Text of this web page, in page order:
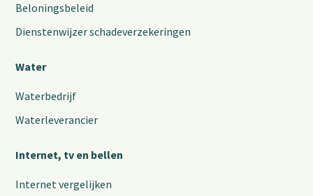
Beloningsbeleid
Dienstenwijzer schadeverzekeringen
Water
Waterbedrijf
Waterleverancier
Internet, tv en bellen
Internet vergelijken